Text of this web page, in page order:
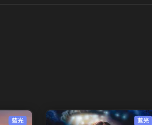
蓝光 蓝光